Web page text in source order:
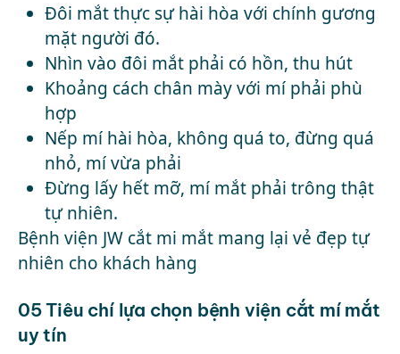
Đôi mắt thực sự hài hòa với chính gương
mặt người đó.
Nhìn vào đôi mắt phải có hồn, thu hút
Khoảng cách chân mày với mí phải phù
hợp
Nếp mí hài hòa, không quá to, đừng quá
nhỏ, mí vừa phải
Đừng lấy hết mỡ, mí mắt phải trông thật
tự nhiên.
Bệnh viện JW cắt mi mắt mang lại vẻ đẹp tự
nhiên cho khách hàng
05 Tiêu chí lựa chọn bệnh viện cắt mí mắt
uy tín